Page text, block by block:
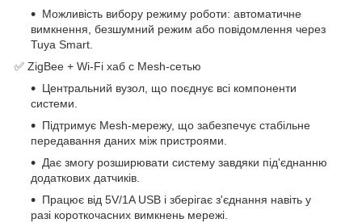
Можливість вибору режиму роботи: автоматичне
вимкнення, безшумний режим або повідомлення через
Tuya Smart.
✅ ZigBee + Wi-Fi хаб с Mesh-сетью
Центральний вузол, що поєднує всі компоненти
системи.
Підтримує Mesh-мережу, що забезпечує стабільне
передавання даних між пристроями.
Дає змогу розширювати систему завдяки під'єднанню
додаткових датчиків.
Працює від 5V/1A USB і зберігає з'єднання навіть у
разі короткочасних вимкнень мережі.